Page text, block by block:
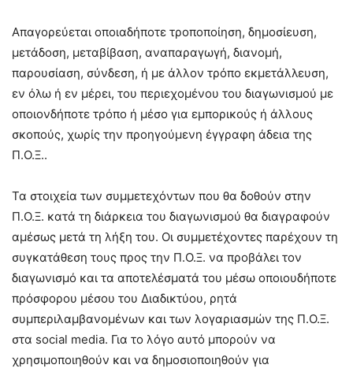
Απαγορεύεται οποιαδήποτε τροποποίηση, δημοσίευση,
μετάδοση, μεταβίβαση, αναπαραγωγή, διανομή,
παρουσίαση, σύνδεση, ή με άλλον τρόπο εκμετάλλευση,
εν όλω ή εν μέρει, του περιεχομένου του διαγωνισμού με
οποιονδήποτε τρόπο ή μέσο για εμπορικούς ή άλλους
σκοπούς, χωρίς την προηγούμενη έγγραφη άδεια της
Π.Ο.Ξ..
Τα στοιχεία των συμμετεχόντων που θα δοθούν στην
Π.Ο.Ξ. κατά τη διάρκεια του διαγωνισμού θα διαγραφούν
αμέσως μετά τη λήξη του. Οι συμμετέχοντες παρέχουν τη
συγκατάθεση τους προς την Π.Ο.Ξ. να προβάλει τον
διαγωνισμό και τα αποτελέσματά του μέσω οποιουδήποτε
πρόσφορου μέσου του Διαδικτύου, ρητά
συμπεριλαμβανομένων και των λογαριασμών της Π.Ο.Ξ.
στα social media. Για το λόγο αυτό μπορούν να
χρησιμοποιηθούν και να δημοσιοποιηθούν για